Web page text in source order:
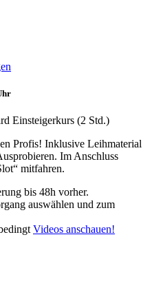
Einsteigerkurs (2 Std.)
Profis! Inklusive Leihmaterial
Im Anschluss
mitfahren.
bis 48h vorher.
auswählen und zum
Videos anschauen!